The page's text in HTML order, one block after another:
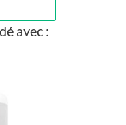
avec :